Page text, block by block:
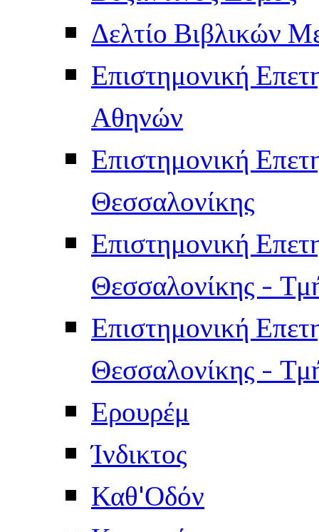
Δελτίο Βιβλικών
Επιστημονική
Αθηνών
Επιστημονική
Θεσσαλονίκης
Επιστημονική
Θεσσαλονίκης -
Επιστημονική
Θεσσαλονίκης -
Ερουρέμ
Ίνδικτος
Καθ'Οδόν